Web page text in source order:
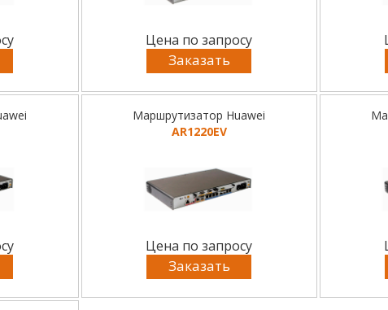
Цена по запросу
Заказать
Маршрутизатор Huawei
AR1220EV
Цена по запросу
Заказать